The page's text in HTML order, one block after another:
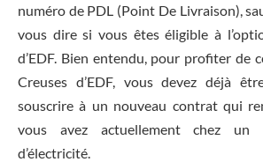
numéro de PDL (Point De Livraison),
vous dire si vous êtes éligible à
d’EDF. Bien entendu, pour profiter de
Creuses d’EDF, vous devez déjà
souscrire à un nouveau contrat qui
vous avez actuellement chez un
d’électricité.